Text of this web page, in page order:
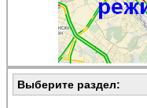
Выберите раздел: